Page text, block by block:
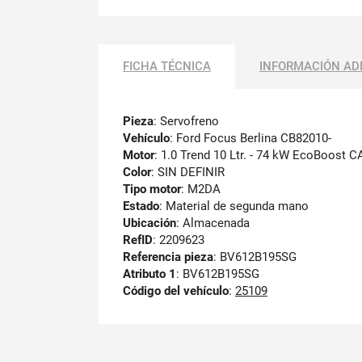
FICHA TÉCNICA INFORMACIÓN
Pieza: Servofreno
Vehículo: Ford Focus Berlina CB82010-
Motor: 1.0 Trend 10 Ltr. - 74 kW EcoBoost
Color: SIN DEFINIR
Tipo motor: M2DA
Estado: Material de segunda mano
Ubicación: Almacenada
RefID: 2209623
Referencia pieza: BV612B195SG
Atributo 1 : BV612B195SG
Código del vehículo: 25109